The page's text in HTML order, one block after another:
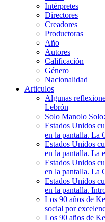
Intérpretes
Directores
Creadores
Productoras
Año
Autores
Calificación
Género
Nacionalidad
Articulos
Algunas
Lebrón
Solo Manolo
Estados Unidos
en la pantalla. La
Estados Unidos
en la pantalla. La
Estados Unidos
en la pantalla. La
Estados Unidos
en la pantalla.
Los 90 años de
social por
Los 90 años de